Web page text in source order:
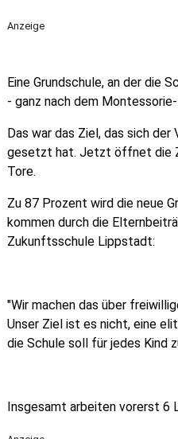
Anzeige
Eine Grundschule, an der die
- ganz nach dem
Das war das Ziel, das sich
gesetzt hat. Jetzt öffnet die
Tore.
Zu 87 Prozent wird die neue
kommen durch die
Zukunftsschule Lippstadt:
"Wir machen das über
Unser Ziel ist es nicht, eine
die Schule soll für jedes Kind
Insgesamt arbeiten vorerst 6